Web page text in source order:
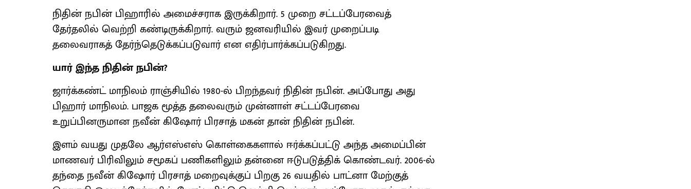
நிதின் நபின் பிஹாரில் அமைச்சராக இருக்கிறார். 5 முறை சட்டப்பேரவைத்
தேர்தலில் வெற்றி கண்டிருக்கிறார். வரும் ஜனவரியில் இவர் முறைப்படி
தலைவராகத் தேர்ந்தெடுக்கப்படுவார் என எதிர்பார்க்கப்படுகிறது.
யார் இந்த நிதின் நபின்?
ஜார்க்கண்ட் மாநிலம் ராஞ்சியில் 1980-ல் பிறந்தவர் நிதின் நபின். அப்போது அது
பிஹார் மாநிலம். பாஜக மூத்த தலைவரும் முன்னாள் சட்டப்பேரவை
உறுப்பினருமான நவீன் கிஷோர் பிரசாத் மகன் தான் நிதின் நபின்.
இளம் வயது முதலே ஆர்எஸ்எஸ் கொள்கைகளால் ஈர்க்கப்பட்டு அந்த அமைப்பின்
மாணவர் பிரிவிலும் சமூகப் பணிகளிலும் தன்னை ஈடுபடுத்திக் கொண்டவர். 2006-ல்
தந்தை நவீன் கிஷோர் பிரசாத் மறைவுக்குப் பிறகு 26 வயதில் பாட்னா மேற்குத்